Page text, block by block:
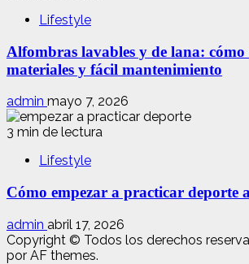
Lifestyle
Alfombras lavables y de lana: cómo
materiales y fácil mantenimiento
admin mayo 7, 2026
3 min de lectura
Lifestyle
Cómo empezar a practicar deporte
admin abril 17, 2026
Copyright © Todos los derechos
por AF themes.